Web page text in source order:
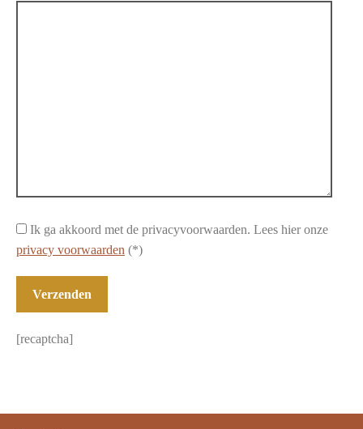
Ik ga akkoord met de privacyvoorwaarden. Lees hier onze
privacy voorwaarden (*)
[recaptcha]